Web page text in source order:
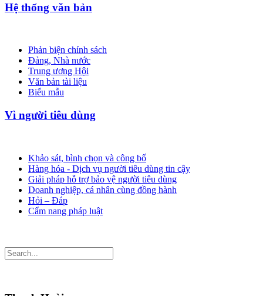
Hệ thống văn bản
Phản biện chính sách
Đảng, Nhà nước
Trung ương Hội
Văn bản tài liệu
Biểu mẫu
Vì người tiêu dùng
Khảo sát, bình chọn và công bố
Hàng hóa - Dịch vụ người tiêu dùng tin cậy
Giải pháp hỗ trợ bảo vệ người tiêu dùng
Doanh nghiệp, cá nhân cùng đồng hành
Hỏi – Đáp
Cẩm nang pháp luật